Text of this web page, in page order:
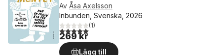
Av Åsa Axelsson
Inbunden, Svenska, 2026
5,0utav 5 stjärnor. Totalt antal röster:
(1)
269 kr
Lägg till